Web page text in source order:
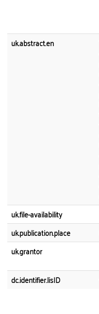
uk.abstract.en
uk.file-availability
uk.publication.place
uk.grantor
dc.identifier.lisID